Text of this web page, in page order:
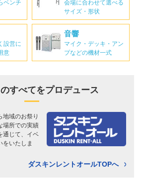
ベンチ
会場に合わせて選べる
サイズ・形状
設営に
意
音響
マイク・デッキ・アン
プなどの機材一式
すべてをプロデュース
地域のお祭り
場所での実績
通じて、イベ
をいたしま
ダスキンレントオールTOPへ